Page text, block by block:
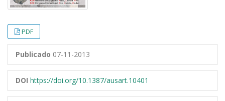
PDF
Publicado 07-11-2013
DOI https://doi.org/10.1387/ausart.10401